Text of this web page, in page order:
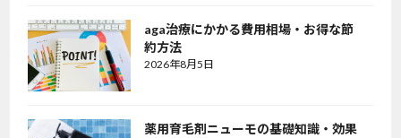
aga治療にかかる費用相場・お得な節
約方法
2026年8月5日
薬用育毛剤ニューモの基礎知識・効果